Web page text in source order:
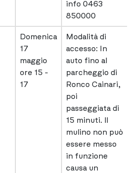
info 0463
850000
Domenica
17
maggio
ore 15 -
17
Modalità di
accesso: In
auto fino al
parcheggio di
Ronco Cainari,
poi
passeggiata di
15 minuti. ll
mulino non può
essere messo
in funzione
causa un